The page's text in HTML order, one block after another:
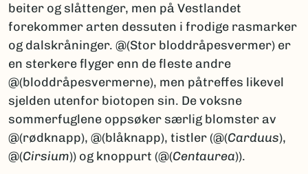
beiter og slåttenger, men på Vestlandet
forekommer arten dessuten i frodige rasmarker
og dalskråninger. @(Stor bloddråpesvermer) er
en sterkere flyger enn de fleste andre
@(bloddråpesvermerne), men påtreffes likevel
sjelden utenfor biotopen sin. De voksne
sommerfuglene oppsøker særlig blomster av
@(rødknapp), @(blåknapp), tistler (@(Carduus),
@(Cirsium)) og knoppurt (@(Centaurea)).